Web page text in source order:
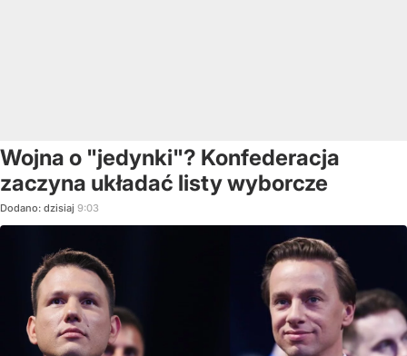
Wojna o "jedynki"? Konfederacja
zaczyna układać listy wyborcze
Dodano: dzisiaj 9:03